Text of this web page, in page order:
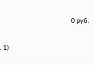
0 руб.
1)